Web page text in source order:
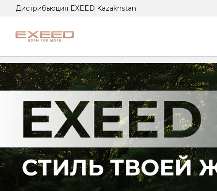
Дистрибьюция EXEED Kazakhstan